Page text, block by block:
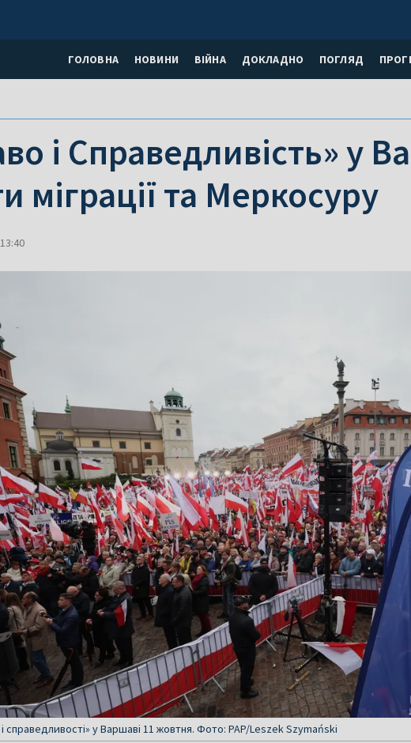
ГОЛОВНА НОВИНИ ВІЙНА ДОКЛАДНО ПОГЛЯД
і Справедливість» у
міграції та Меркосуру
і справедливості» у Варшаві 11 жовтня. Фото: PAP/Leszek Szymański